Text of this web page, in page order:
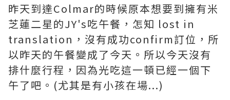
昨天到達Colmar的時候原本想要到擁有米
芝蓮二星的JY's吃午餐，怎知 lost in
translation，沒有成功confirm訂位，所
以昨天的午餐變成了今天。所以今天沒有
排什麼行程，因為光吃這一頓已經一個下
午了吧。(尤其是有小孩在場...)